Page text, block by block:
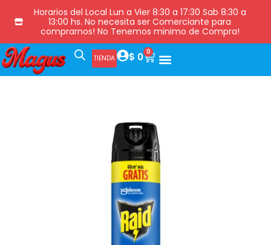
Horarios del Local Lun a Vier 8:30 a 17:30 Sab 8:30 a
13:00 hs. No necesita ser Comerciante para
comprarnos! No Tenemos minimo de Compra!
TIENDA $ 0 0